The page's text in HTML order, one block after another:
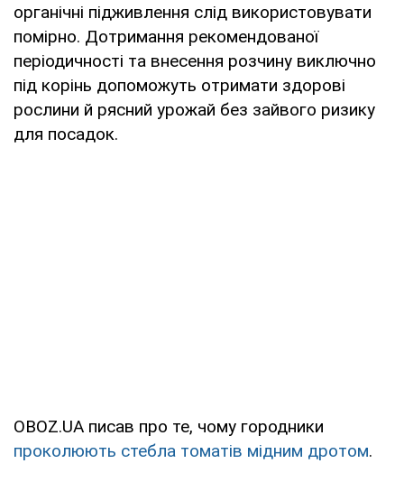
органічні підживлення слід використовувати
помірно. Дотримання рекомендованої
періодичності та внесення розчину виключно
під корінь допоможуть отримати здорові
рослини й рясний урожай без зайвого ризику
для посадок.
OBOZ.UA писав про те, чому городники
проколюють стебла томатів мідним дротом.